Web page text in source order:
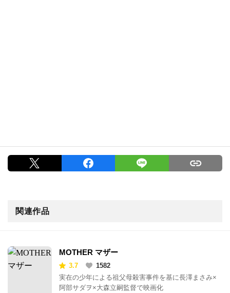
関連作品
MOTHER マザー
3.7
1582
実在の少年による祖父母殺害事件を基に長澤まさみ×
阿部サダヲ×大森立嗣監督で映画化